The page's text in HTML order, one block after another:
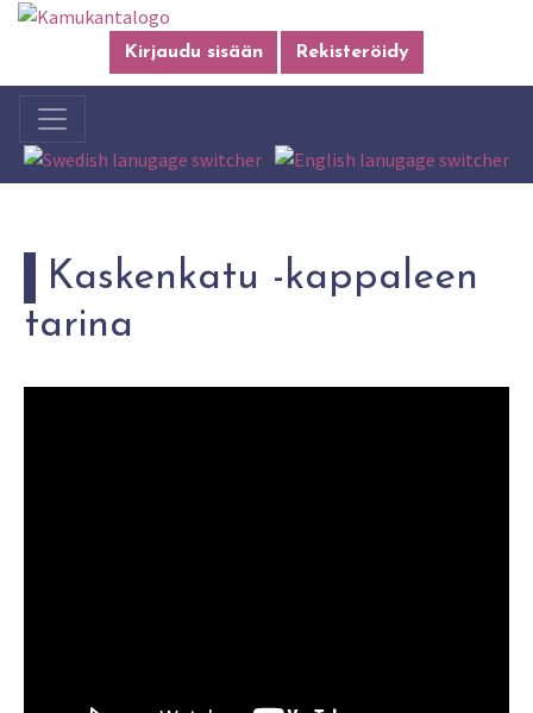
Kirjaudu sisään Rekisteröidy
Kaskenkatu -kappaleen
tarina